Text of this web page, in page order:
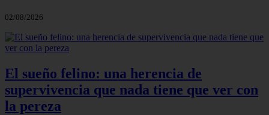
02/08/2026
El sueño felino: una herencia de
supervivencia que nada tiene que ver con
la pereza